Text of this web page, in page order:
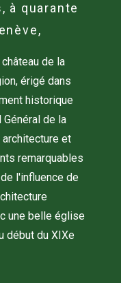
à quarante
de la
érigé dans
historique
de la
architecture et
remarquables
l'influence de
une belle église
début du XIXe